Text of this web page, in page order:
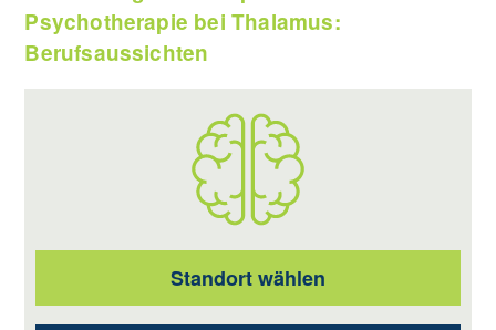
Psychotherapie bei Thalamus:
Berufsaussichten
Standort wählen